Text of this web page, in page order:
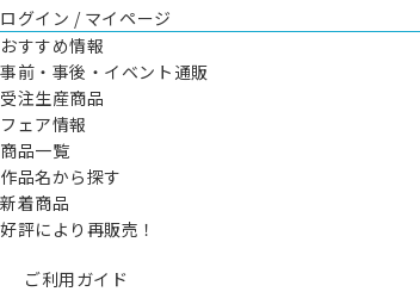
ログイン / マイページ
おすすめ情報
事前・事後・イベント通販
受注生産商品
フェア情報
商品一覧
作品名から探す
新着商品
好評により再販売！
ご利用ガイド